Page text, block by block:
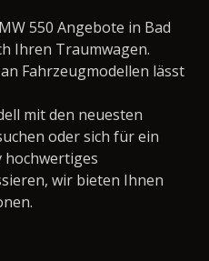
550 Angebote in Bad
Ihren Traumwagen.
Fahrzeugmodellen lässt
mit den neuesten
oder sich für ein
hochwertiges
wir bieten Ihnen